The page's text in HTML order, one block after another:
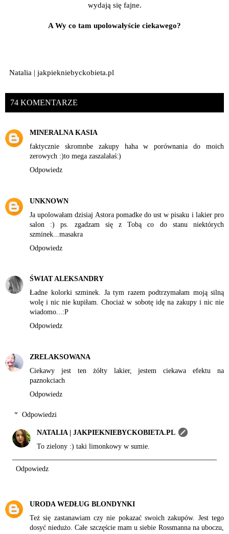
wydają się fajne.
A Wy co tam upolowałyście ciekawego?
Natalia | jakpiekniebyckobieta.pl
74 KOMENTARZE
MINERALNA KASIA
faktycznie skromnbe zakupy haha w porównania do moich
zerowych :)to mega zaszalałaś:)
Odpowiedz
UNKNOWN
Ja upolowałam dzisiaj Astora pomadke do ust w pisaku i lakier pro
salon :) ps. zgadzam się z Tobą co do stanu niektórych
szminek...masakra
Odpowiedz
ŚWIAT ALEKSANDRY
Ładne kolorki szminek. Ja tym razem podtrzymałam moją silną
wolę i nic nie kupiłam. Chociaż w sobotę idę na zakupy i nic nie
wiadomo...:P
Odpowiedz
ZRELAKSOWANA
Ciekawy jest ten żółty lakier, jestem ciekawa efektu na
paznokciach
Odpowiedz
Odpowiedzi
NATALIA | JAKPIEKNIEBYCKOBIETA.PL
To zielony :) taki limonkowy w sumie.
Odpowiedz
URODA WEDŁUG BLONDYNKI
Też się zastanawiam czy nie pokazać swoich zakupów. Jest tego
dosyć niedużo. Całe szczęście mam u siebie Rossmanna na uboczu,